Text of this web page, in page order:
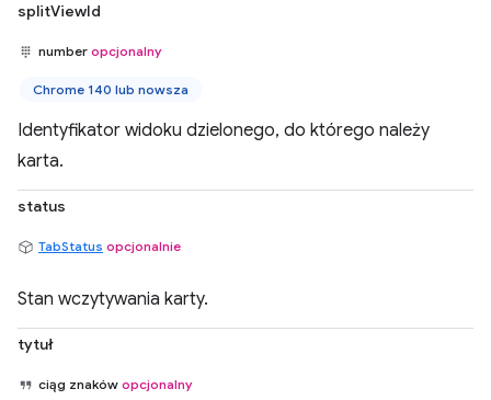
splitViewId
number opcjonalny
Chrome 140 lub nowsza
Identyfikator widoku dzielonego, do którego należy
karta.
status
TabStatus opcjonalnie
Stan wczytywania karty.
tytuł
ciąg znaków opcjonalny